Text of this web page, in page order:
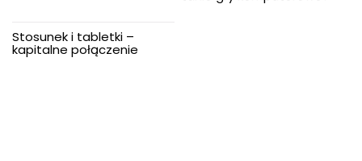
Stosunek i tabletki –
kapitalne połączenie